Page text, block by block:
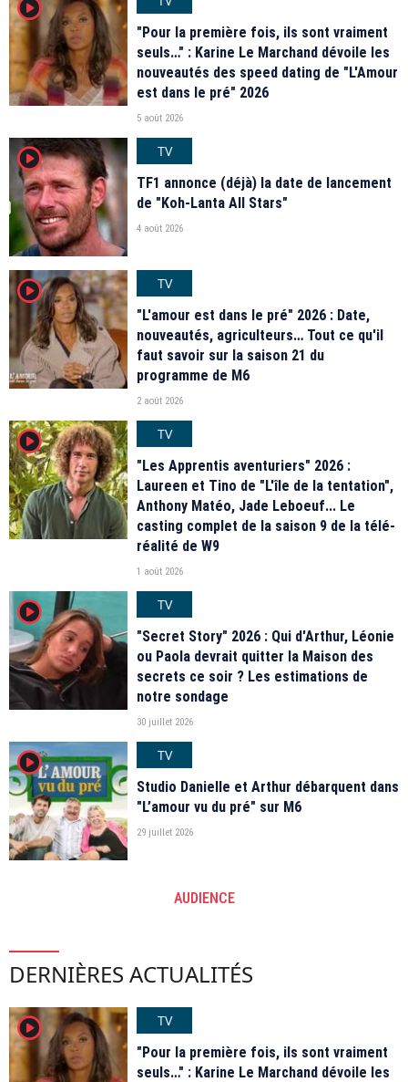
player2
"Pour la première fois, ils sont vraiment
seuls…" : Karine Le Marchand dévoile les
nouveautés des speed dating de "L'Amour
est dans le pré" 2026
5 août 2026
player2
TV
TF1 annonce (déjà) la date de lancement
de "Koh-Lanta All Stars"
4 août 2026
player2
TV
"L'amour est dans le pré" 2026 : Date,
nouveautés, agriculteurs… Tout ce qu'il
faut savoir sur la saison 21 du
programme de M6
2 août 2026
player2
TV
"Les Apprentis aventuriers" 2026 :
Laureen et Tino de "L'île de la tentation",
Anthony Matéo, Jade Leboeuf... Le
casting complet de la saison 9 de la télé-
réalité de W9
1 août 2026
player2
TV
"Secret Story" 2026 : Qui d'Arthur, Léonie
ou Paola devrait quitter la Maison des
secrets ce soir ? Les estimations de
notre sondage
30 juillet 2026
player2
TV
Studio Danielle et Arthur débarquent dans
"L’amour vu du pré" sur M6
29 juillet 2026
AUDIENCE
DERNIÈRES ACTUALITÉS
player2
TV
"Pour la première fois, ils sont vraiment
seuls…" : Karine Le Marchand dévoile les